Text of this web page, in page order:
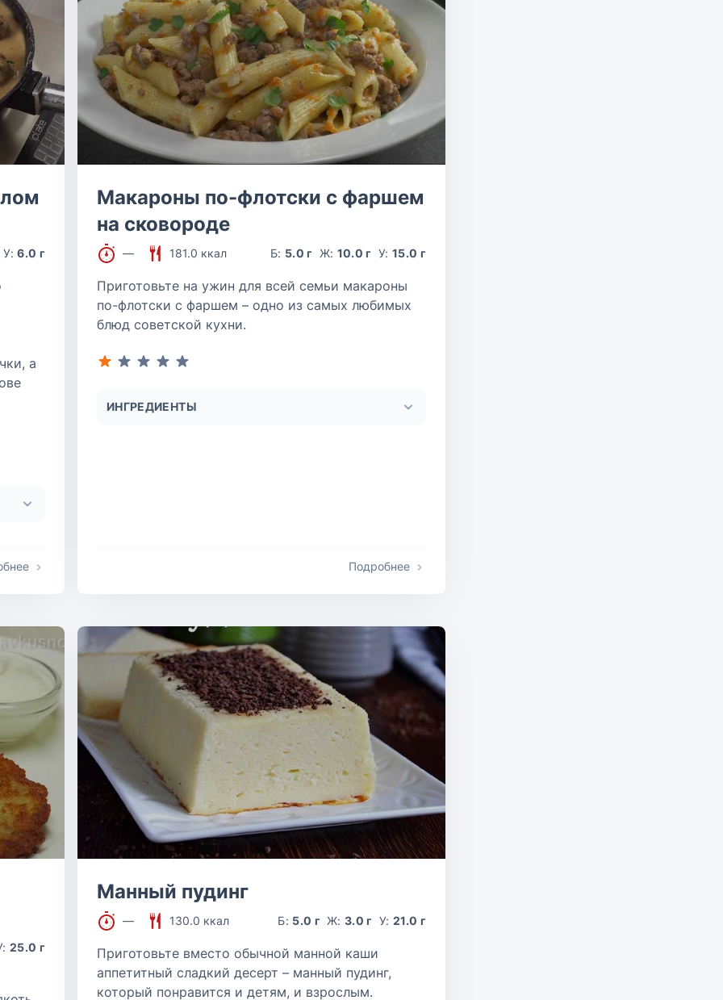
У:6.0 г
а
Макароны по-флотски с фаршем
на сковороде
— 181.0 ккал Б: 5.0 г Ж: 10.0 г У: 15.0 г
Приготовьте на ужин для всей семьи макароны
по-флотски с фаршем – одно из самых любимых
блюд советской кухни.
ИНГРЕДИЕНТЫ
Подробнее
25.0 г
Манный пудинг
— 130.0 ккал Б: 5.0 г Ж:3.0 г У: 21.0 г
Приготовьте вместо обычной манной каши
аппетитный сладкий десерт – манный пудинг,
который понравится и детям, и взрослым.